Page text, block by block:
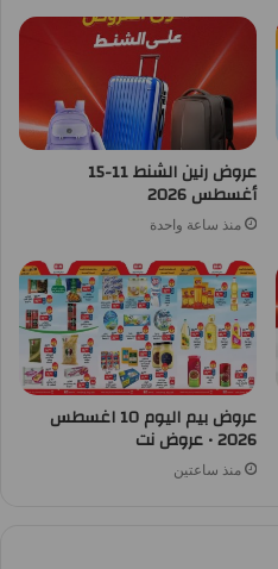
عروض رنين الشنط 11-15
أغسطس 2026
منذ ساعة واحدة
عروض بيم اليوم 10 اغسطس
2026 • عروض نت
منذ ساعتين